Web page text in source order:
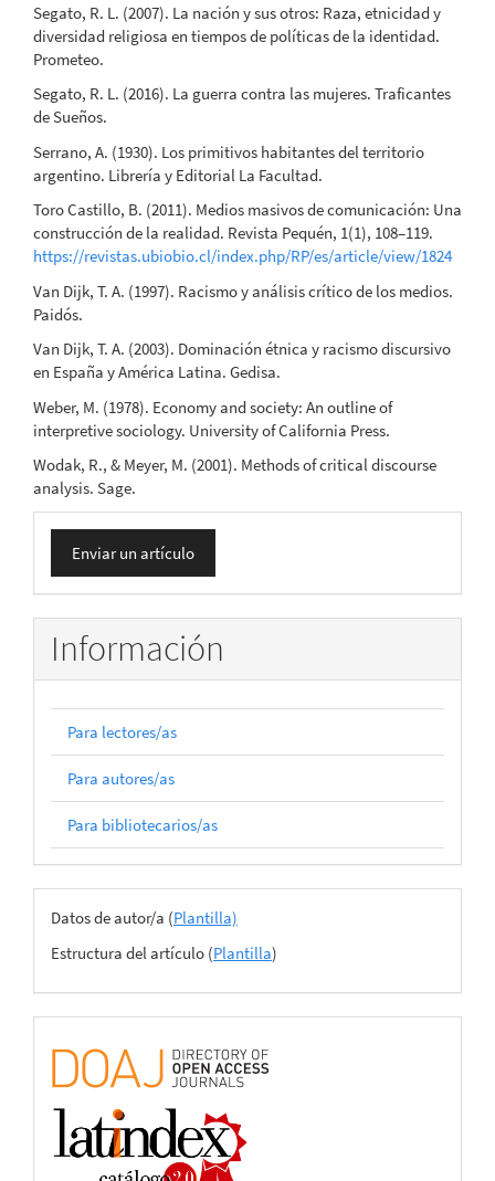
Segato, R. L. (2007). La nación y sus otros: Raza, etnicidad y
diversidad religiosa en tiempos de políticas de la identidad.
Prometeo.
Segato, R. L. (2016). La guerra contra las mujeres. Traficantes
de Sueños.
Serrano, A. (1930). Los primitivos habitantes del territorio
argentino. Librería y Editorial La Facultad.
Toro Castillo, B. (2011). Medios masivos de comunicación: Una
construcción de la realidad. Revista Pequén, 1(1), 108–119.
https://revistas.ubiobio.cl/index.php/RP/es/article/view/1824
Van Dijk, T. A. (1997). Racismo y análisis crítico de los medios.
Paidós.
Van Dijk, T. A. (2003). Dominación étnica y racismo discursivo
en España y América Latina. Gedisa.
Weber, M. (1978). Economy and society: An outline of
interpretive sociology. University of California Press.
Wodak, R., & Meyer, M. (2001). Methods of critical discourse
analysis. Sage.
Enviar
un
artículo
Enviar un artículo
Información
Para lectores/as
Para autores/as
Para bibliotecarios/as
Archivos
del
envío
Datos de autor/a (Plantilla)
Estructura del artículo (Plantilla)
certificado
de
adhesión